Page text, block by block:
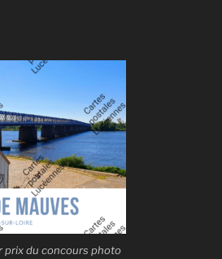
prix du concours photo